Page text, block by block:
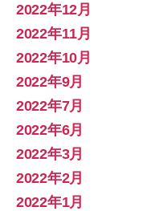
2022年12月
2022年11月
2022年10月
2022年9月
2022年7月
2022年6月
2022年3月
2022年2月
2022年1月